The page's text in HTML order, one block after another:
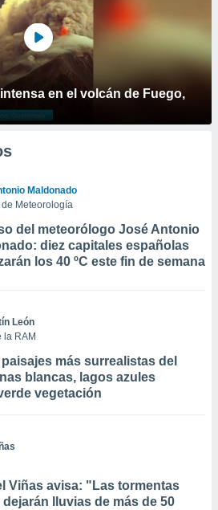
en el volcán de Fuego,
Maldonado
Meteorología
del meteorólogo José Antonio
diez capitales españolas
los 40 ºC este fin de semana
León
la RAM
más surrealistas del
blancas, lagos azules
vegetación
Viñas avisa: "Las tormentas
lluvias de más de 50